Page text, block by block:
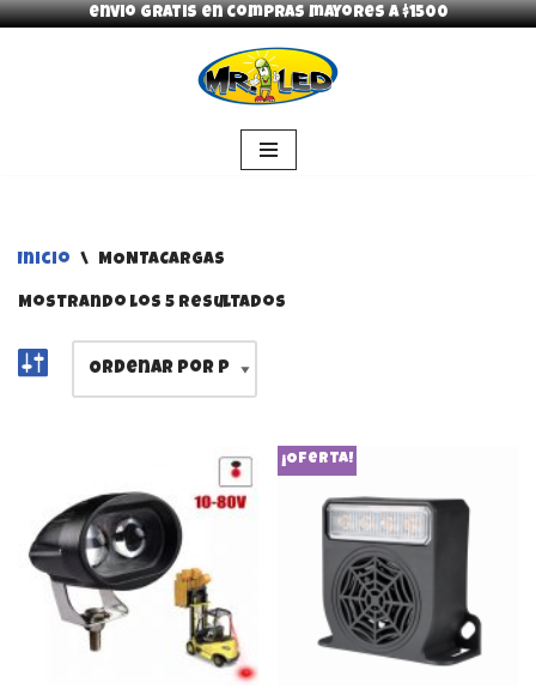
envio gratis en compras mayores a $1500
Inicio \ MONTACARGAS
Mostrando los 5 resultados
¡Oferta!